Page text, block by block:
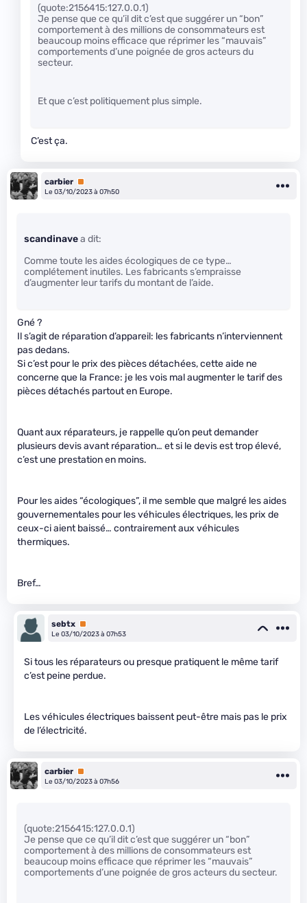
(quote:2156415:127.0.0.1)
Je pense que ce qu’il dit c’est que suggérer un “bon”
comportement à des millions de consommateurs est
beaucoup moins efficace que réprimer les “mauvais”
comportements d’une poignée de gros acteurs du
secteur.
Et que c’est politiquement plus simple.
C’est ça.
carbier Premium
Le 03/10/2023 à 07h50
scandinavea dit:
Comme toute les aides écologiques de ce type…
complétement inutiles. Les fabricants s’empraisse
d’augmenter leur tarifs du montant de l’aide.
Gné ?
Il s’agit de réparation d’appareil: les fabricants n’interviennent
pas dedans.
Si c’est pour le prix des pièces détachées, cette aide ne
concerne que la France: je les vois mal augmenter le tarif des
pièces détachés partout en Europe.
Quant aux réparateurs, je rappelle qu’on peut demander
plusieurs devis avant réparation… et si le devis est trop élevé,
c’est une prestation en moins.
Pour les aides “écologiques”, il me semble que malgré les aides
gouvernementales pour les véhicules électriques, les prix de
ceux-ci aient baissé… contrairement aux véhicules
thermiques.
Bref…
sebtx Premium
Le 03/10/2023 à 07h53
Si tous les réparateurs ou presque pratiquent le même tarif
c’est peine perdue.
Les véhicules électriques baissent peut-être mais pas le prix
de l’électricité.
carbier Premium
Le 03/10/2023 à 07h56
(quote:2156415:127.0.0.1)
Je pense que ce qu’il dit c’est que suggérer un “bon”
comportement à des millions de consommateurs est
beaucoup moins efficace que réprimer les “mauvais”
comportements d’une poignée de gros acteurs du secteur.